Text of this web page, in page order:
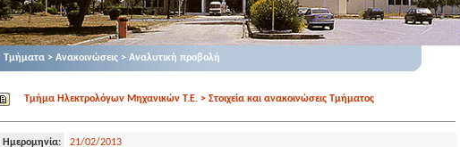
Τμήματα > Ανακοινώσεις > Αναλυτική προβολή
Τμήμα Ηλεκτρολόγων Μηχανικών Τ.Ε. > Στοιχεία και ανακοινώσεις Τμήματος
Ημερομηνία: 21/02/2013